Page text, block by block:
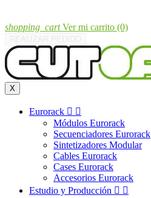
shopping_cart Ver mi carrito (0)
X
Eurorack  
Módulos Eurorack
Secuenciadores Eurorack
Sintetizadores Modular
Cables Eurorack
Cases Eurorack
Accesorios Eurorack
Estudio y Producción  